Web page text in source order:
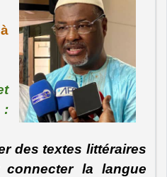
des textes littéraires
la langue